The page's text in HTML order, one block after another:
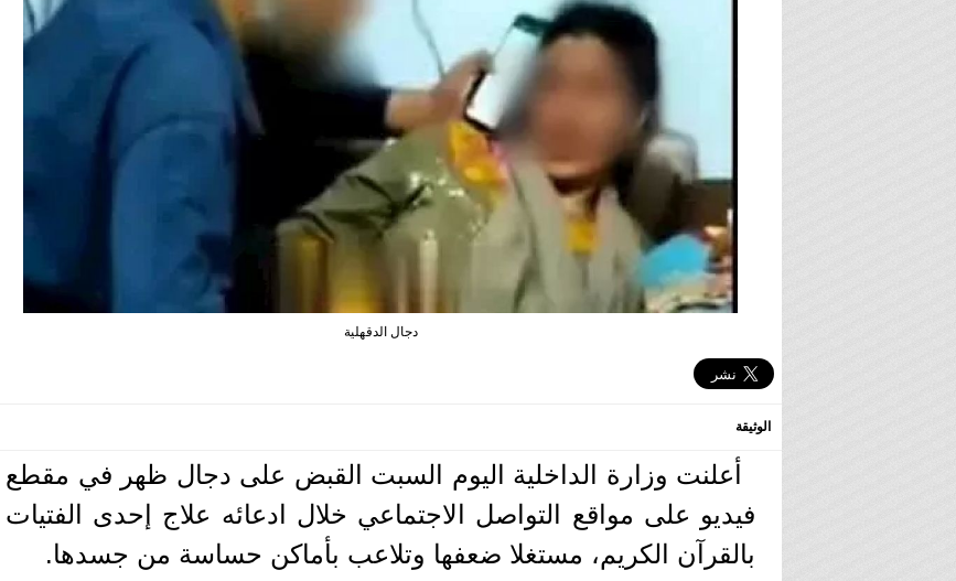
دجال الدقهلية
الوثيقة
أعلنت وزارة الداخلية اليوم السبت القبض على دجال ظهر في مقطع
فيديو على مواقع التواصل الاجتماعي خلال ادعائه علاج إحدى الفتيات
بالقرآن الكريم، مستغلا ضعفها وتلاعب بأماكن حساسة من جسدها.
أستاذ كيمياء حيوية: غلي اللبن السايب